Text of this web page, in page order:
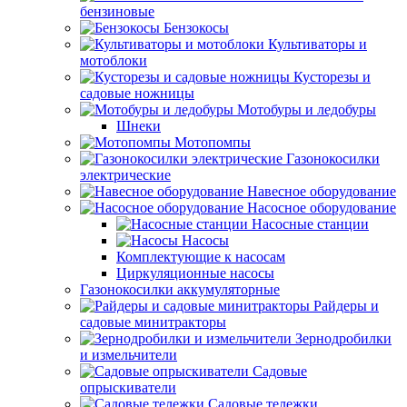
бензиновые
Бензокосы
Культиваторы и
мотоблоки
Кусторезы и
садовые ножницы
Мотобуры и ледобуры
Шнеки
Мотопомпы
Газонокосилки
электрические
Навесное оборудование
Насосное оборудование
Насосные станции
Насосы
Комплектующие к насосам
Циркуляционные насосы
Газонокосилки аккумуляторные
Райдеры и
садовые минитракторы
Зернодробилки
и измельчители
Садовые
опрыскиватели
Садовые тележки